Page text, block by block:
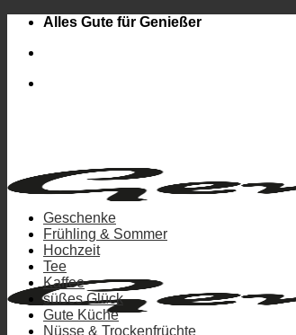
Zum
springen
Alles Gute für Genießer
Geschenke
Frühling & Sommer
Hochzeit
Tee
Kaffee
süßes Glück
Gute Küche
Nüsse & Trockenfrüchte